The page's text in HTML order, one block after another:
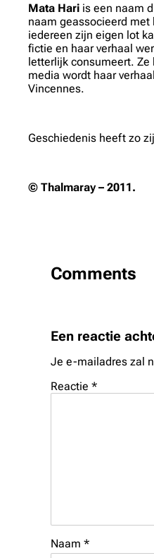
Mata Hari is een naam
naam geassocieerd
iedereen zijn eigen lot
fictie en haar verhaal
letterlijk consumeert.
media wordt haar
Vincennes.
Geschiedenis heeft zo
© Thalmaray – 2011.
Comments
Een reactie
Je e-mailadres zal
Reactie*
Naam*